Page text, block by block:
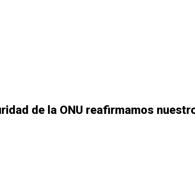
de la ONU reafirmamos